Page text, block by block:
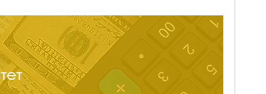
процесу
діяльність
інтернаціоналізації
до 2030 року
європейський
Навчання в Польші
програми Еразмус+,
Стартап-школа «ПроБізнес»
Інформаційно-
консультаційний центр
міжнародного методичного
забезпечення